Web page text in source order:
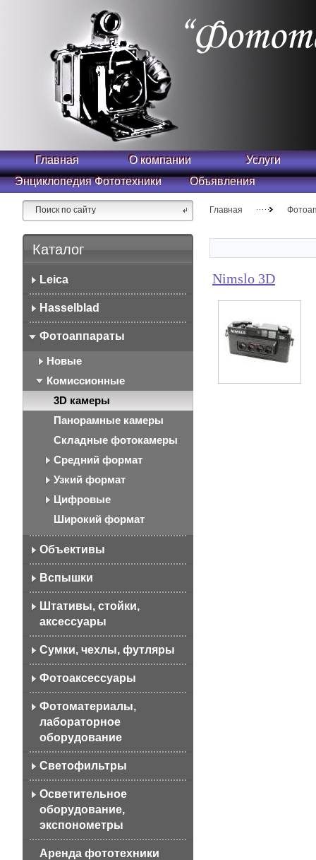
Главная О компании
Услуги
Энциклопедия Фототехники
Объявления
Каталог
Leica
Hasselblad
Фотоаппараты
Новые
Комиссионные
3D камеры
Панорамные камеры
Складные фотокамеры
Средний формат
Узкий формат
Цифровые
Широкий формат
Объективы
Вспышки
Штативы, стойки,
аксессуары
Сумки, чехлы, футляры
Фотоаксессуары
Фотоматериалы,
лабораторное
оборудование
Светофильтры
Осветительное
оборудование,
экспонометры
Аренда фототехники
Главная
Nimslo 3D